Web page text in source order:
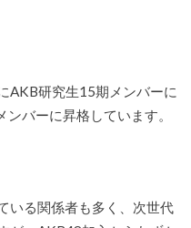
AKB研究生15期メンバーに
バーに昇格しています。
いる関係者も多く、次世代